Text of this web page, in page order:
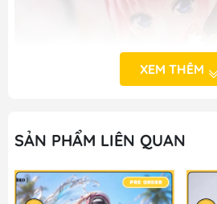
XEM THÊM
SẢN PHẨM LIÊN QUAN